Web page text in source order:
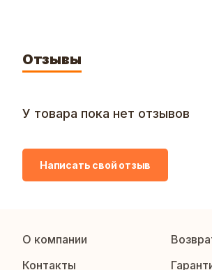
Отзывы
У товара пока нет отзывов
Написать свой отзыв
О компании
Контакты